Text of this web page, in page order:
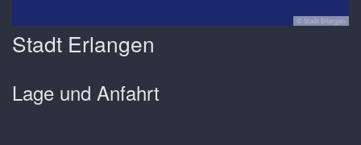
© Stadt Erlangen
Stadt Erlangen
Lage und Anfahrt